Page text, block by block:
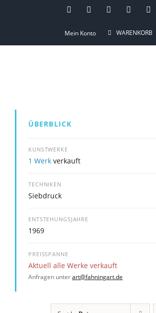
InstagramPinterestFacebookYouTube
Mein Konto WARENKORB
ÜBERBLICK
KUNSTWERKE
1 Werk verkauft
TECHNIKEN
Siebdruck
ENTSTEHUNGSJAHRE
1969
PREISSPANNE
Aktuell alle Werke verkauft
Anfragen unterart@fahningart.de